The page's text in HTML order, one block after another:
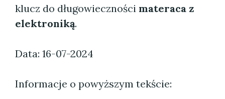
klucz do długowieczności materaca z
elektroniką.
Data: 16-07-2024
Informacje o powyższym tekście: